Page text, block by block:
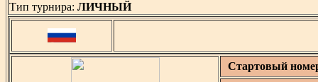
Тип турнира: ЛИЧНЫЙ
Стартовый